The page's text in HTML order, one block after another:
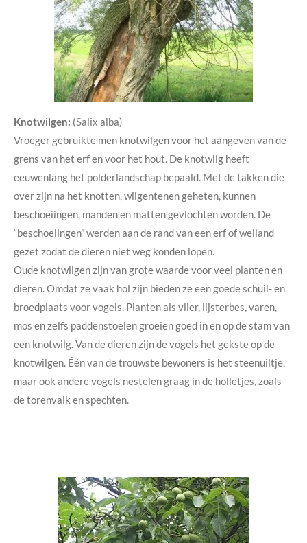
Knotwilgen: (Salix alba)
Vroeger gebruikte men knotwilgen voor het aangeven van de
grens van het erf en voor het hout. De knotwilg heeft
eeuwenlang het polderlandschap bepaald. Met de takken die
over zijn na het knotten, wilgentenen geheten, kunnen
beschoeiingen, manden en matten gevlochten worden. De
“beschoeiingen” werden aan de rand van een erf of weiland
gezet zodat de dieren niet weg konden lopen.
Oude knotwilgen zijn van grote waarde voor veel planten en
dieren. Omdat ze vaak hol zijn bieden ze een goede schuil- en
broedplaats voor vogels. Planten als vlier, lijsterbes, varen,
mos en zelfs paddenstoelen groeien goed in en op de stam van
een knotwilg. Van de dieren zijn de vogels het gekste op de
knotwilgen. Één van de trouwste bewoners is het steenuiltje,
maar ook andere vogels nestelen graag in de holletjes, zoals
de torenvalk en spechten.